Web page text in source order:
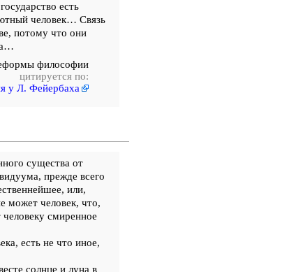
есть
человек… Связь
потому что они
философии
цитируется по:
у Л. Фейербаха
существа от
прежде всего
или,
может человек, что,
смиренное
есть не что иное,
солнце и луна в